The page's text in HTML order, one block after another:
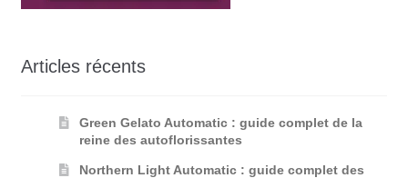
Articles récents
Green Gelato Automatic : guide complet de la
reine des autoflorissantes
Northern Light Automatic : guide complet des